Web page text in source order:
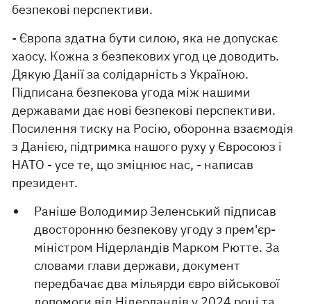
безпекові перспективи.
- Європа здатна бути силою, яка не допускає
хаосу. Кожна з безпекових угод це доводить.
Дякую Данії за солідарність з Україною.
Підписана безпекова угода між нашими
державами дає нові безпекові перспективи.
Посилення тиску на Росію, оборонна взаємодія
з Данією, підтримка нашого руху у Євросоюз і
НАТО - усе те, що зміцнює нас, - написав
президент.
Раніше Володимир Зеленський підписав
двосторонню безпекову угоду з прем'єр-
міністром Нідерландів Марком Рютте. За
словами глави держави, документ
передбачає два мільярди євро військової